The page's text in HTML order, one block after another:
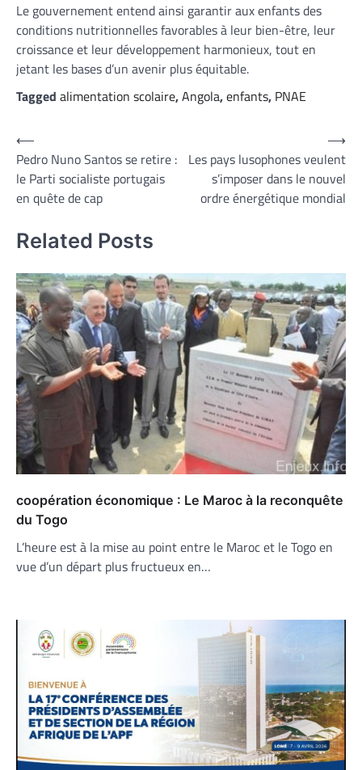
Le gouvernement entend ainsi garantir aux enfants des
conditions nutritionnelles favorables à leur bien-être, leur
croissance et leur développement harmonieux, tout en
jetant les bases d’un avenir plus équitable.
Tagged alimentation scolaire,Angola,enfants, PNAE
Navigation
de
l’article
⟵
Pedro Nuno Santos se retire :
le Parti socialiste portugais
en quête de cap
Les pays lusophones veulent
s’imposer dans le nouvel
ordre énergétique mondial
⟶
Related Posts
coopération économique : Le Maroc à la reconquête
du Togo
L’heure est à la mise au point entre le Maroc et le Togo en
vue d’un départ plus fructueux en…